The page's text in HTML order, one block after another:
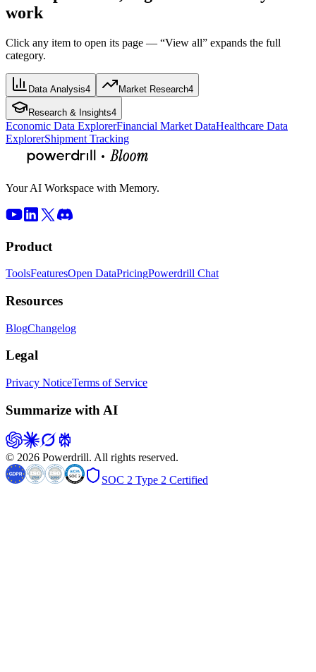
work
Click any item to open its page — “View all” expands the full
category.
Data Analysis4 Market Research4
Research & Insights4
Economic Data ExplorerFinancial Market DataHealthcare Data
ExplorerShipment Tracking
Your AI Workspace with Memory.
Product
ToolsFeaturesOpen DataPricingPowerdrill Chat
Resources
BlogChangelog
Legal
Privacy NoticeTerms of Service
Summarize with AI
© 2026 Powerdrill. All rights reserved.
SOC 2 Type 2 Certified